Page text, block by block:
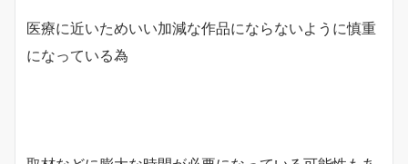
医療に近いためいい加減な作品にならないように慎重
になっている為